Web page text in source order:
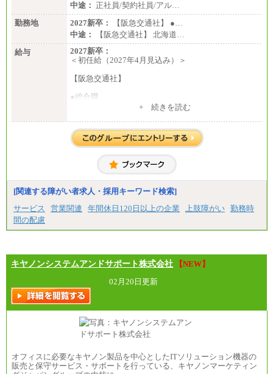
中途： 正社員/契約社員/アル…
勤務地
2027新卒：
【阪急交通社】 ●…
中途：
【阪急交通社】 北海道…
給与
2027新卒：
＜初任給（2027年4月見込み）＞
【阪急交通社】
●総合職
(※3)、239,000円(※4)、237,000円（※5）
・専門・短大卒
(※3)、218,500円(※4)、216,500円（※5）
※1…東京都、埼玉県、千葉県、神奈川県
※2…大阪府、京都府、兵庫県、滋賀県
※3…愛知県、静岡県
※4…北海道、宮城県、栃木県、群馬県、長野県、新
県、福島県、山形県
・月給には一律地域手当を含んだ金額を表示
（一律地域手当：※1…36,000円、※2…33,000円、
※3…28,000円、※4…25,000円、※5…23,000円）
・試用期間中も給与変更なし
●基幹職（地域限定社員）
・大学・院卒／月給185,000 円～219,000 円 ※勤務地
により異なる。
〈大阪・兵庫〉209,000 円
〈愛知〉194,500 円 〈福岡〉1
85,000 円
+ 続きを読む
[関連する障がい者求人・採用キーワード検索]
サービス
営業関連 年間休日120日以上の企業 上肢障がい 勤務時
間の配慮
キヤノンシステムアンドサポート株式会社
【NEW】
02月20日更新
オフィスに必要なキヤノン製品を中心としたITソリューション機器の
販売と保守サービス・サポートを行っている、キヤノンマーケティン